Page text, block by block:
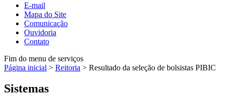
E-mail
Mapa do Site
Comunicação
Ouvidoria
Contato
Fim do menu de serviços
Página inicial > Reitoria > Resultado da seleção de bolsistas PIBIC
Sistemas